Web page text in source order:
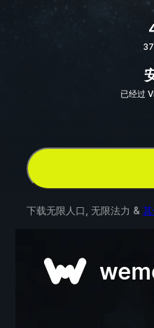
已经过
下载无限人口, 无限法力 &